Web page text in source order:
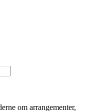
om arrangementer,